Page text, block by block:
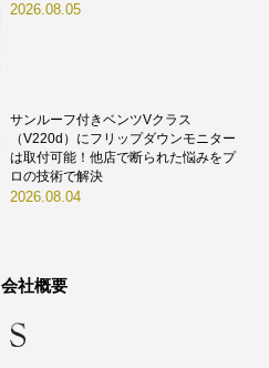
2026.08.05
サンルーフ付きベンツVクラス
（V220d）にフリップダウンモニター
は取付可能！他店で断られた悩みをプ
ロの技術で解決
2026.08.04
会社概要